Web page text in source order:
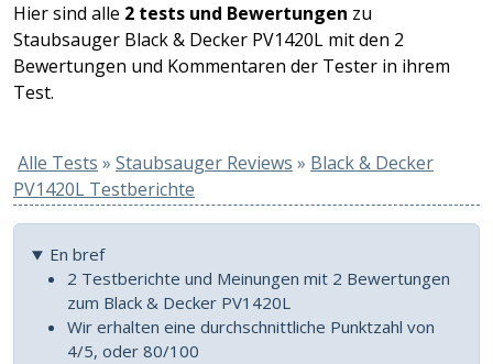
Hier sind alle 2 tests und Bewertungen zu
Staubsauger Black & Decker PV1420L mit den 2
Bewertungen und Kommentaren der Tester in ihrem
Test.
Alle Tests » Staubsauger Reviews » Black & Decker
PV1420L Testberichte
En bref
2 Testberichte und Meinungen mit 2 Bewertungen
zum Black & Decker PV1420L
Wir erhalten eine durchschnittliche Punktzahl von
4/5, oder 80/100